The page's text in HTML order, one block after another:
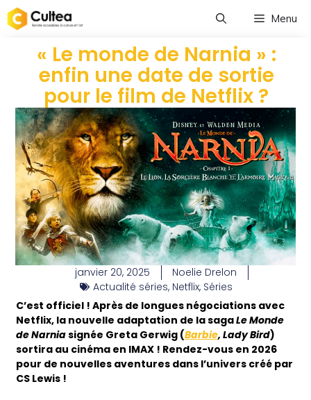
Menu
« Le monde de Narnia » :
enfin une date de sortie
pour le film de Netflix ?
janvier 20, 2025
Noelie Drelon
Actualité séries, Netflix, Séries
C’est officiel ! Après de longues négociations avec
Netflix, la nouvelle adaptation de la sagaLe Monde
de Narniasignée Greta Gerwig (Barbie, Lady Bird)
sortira au cinéma en IMAX ! Rendez-vous en 2026
pour de nouvelles aventures dans l’univers créé par
CS Lewis !